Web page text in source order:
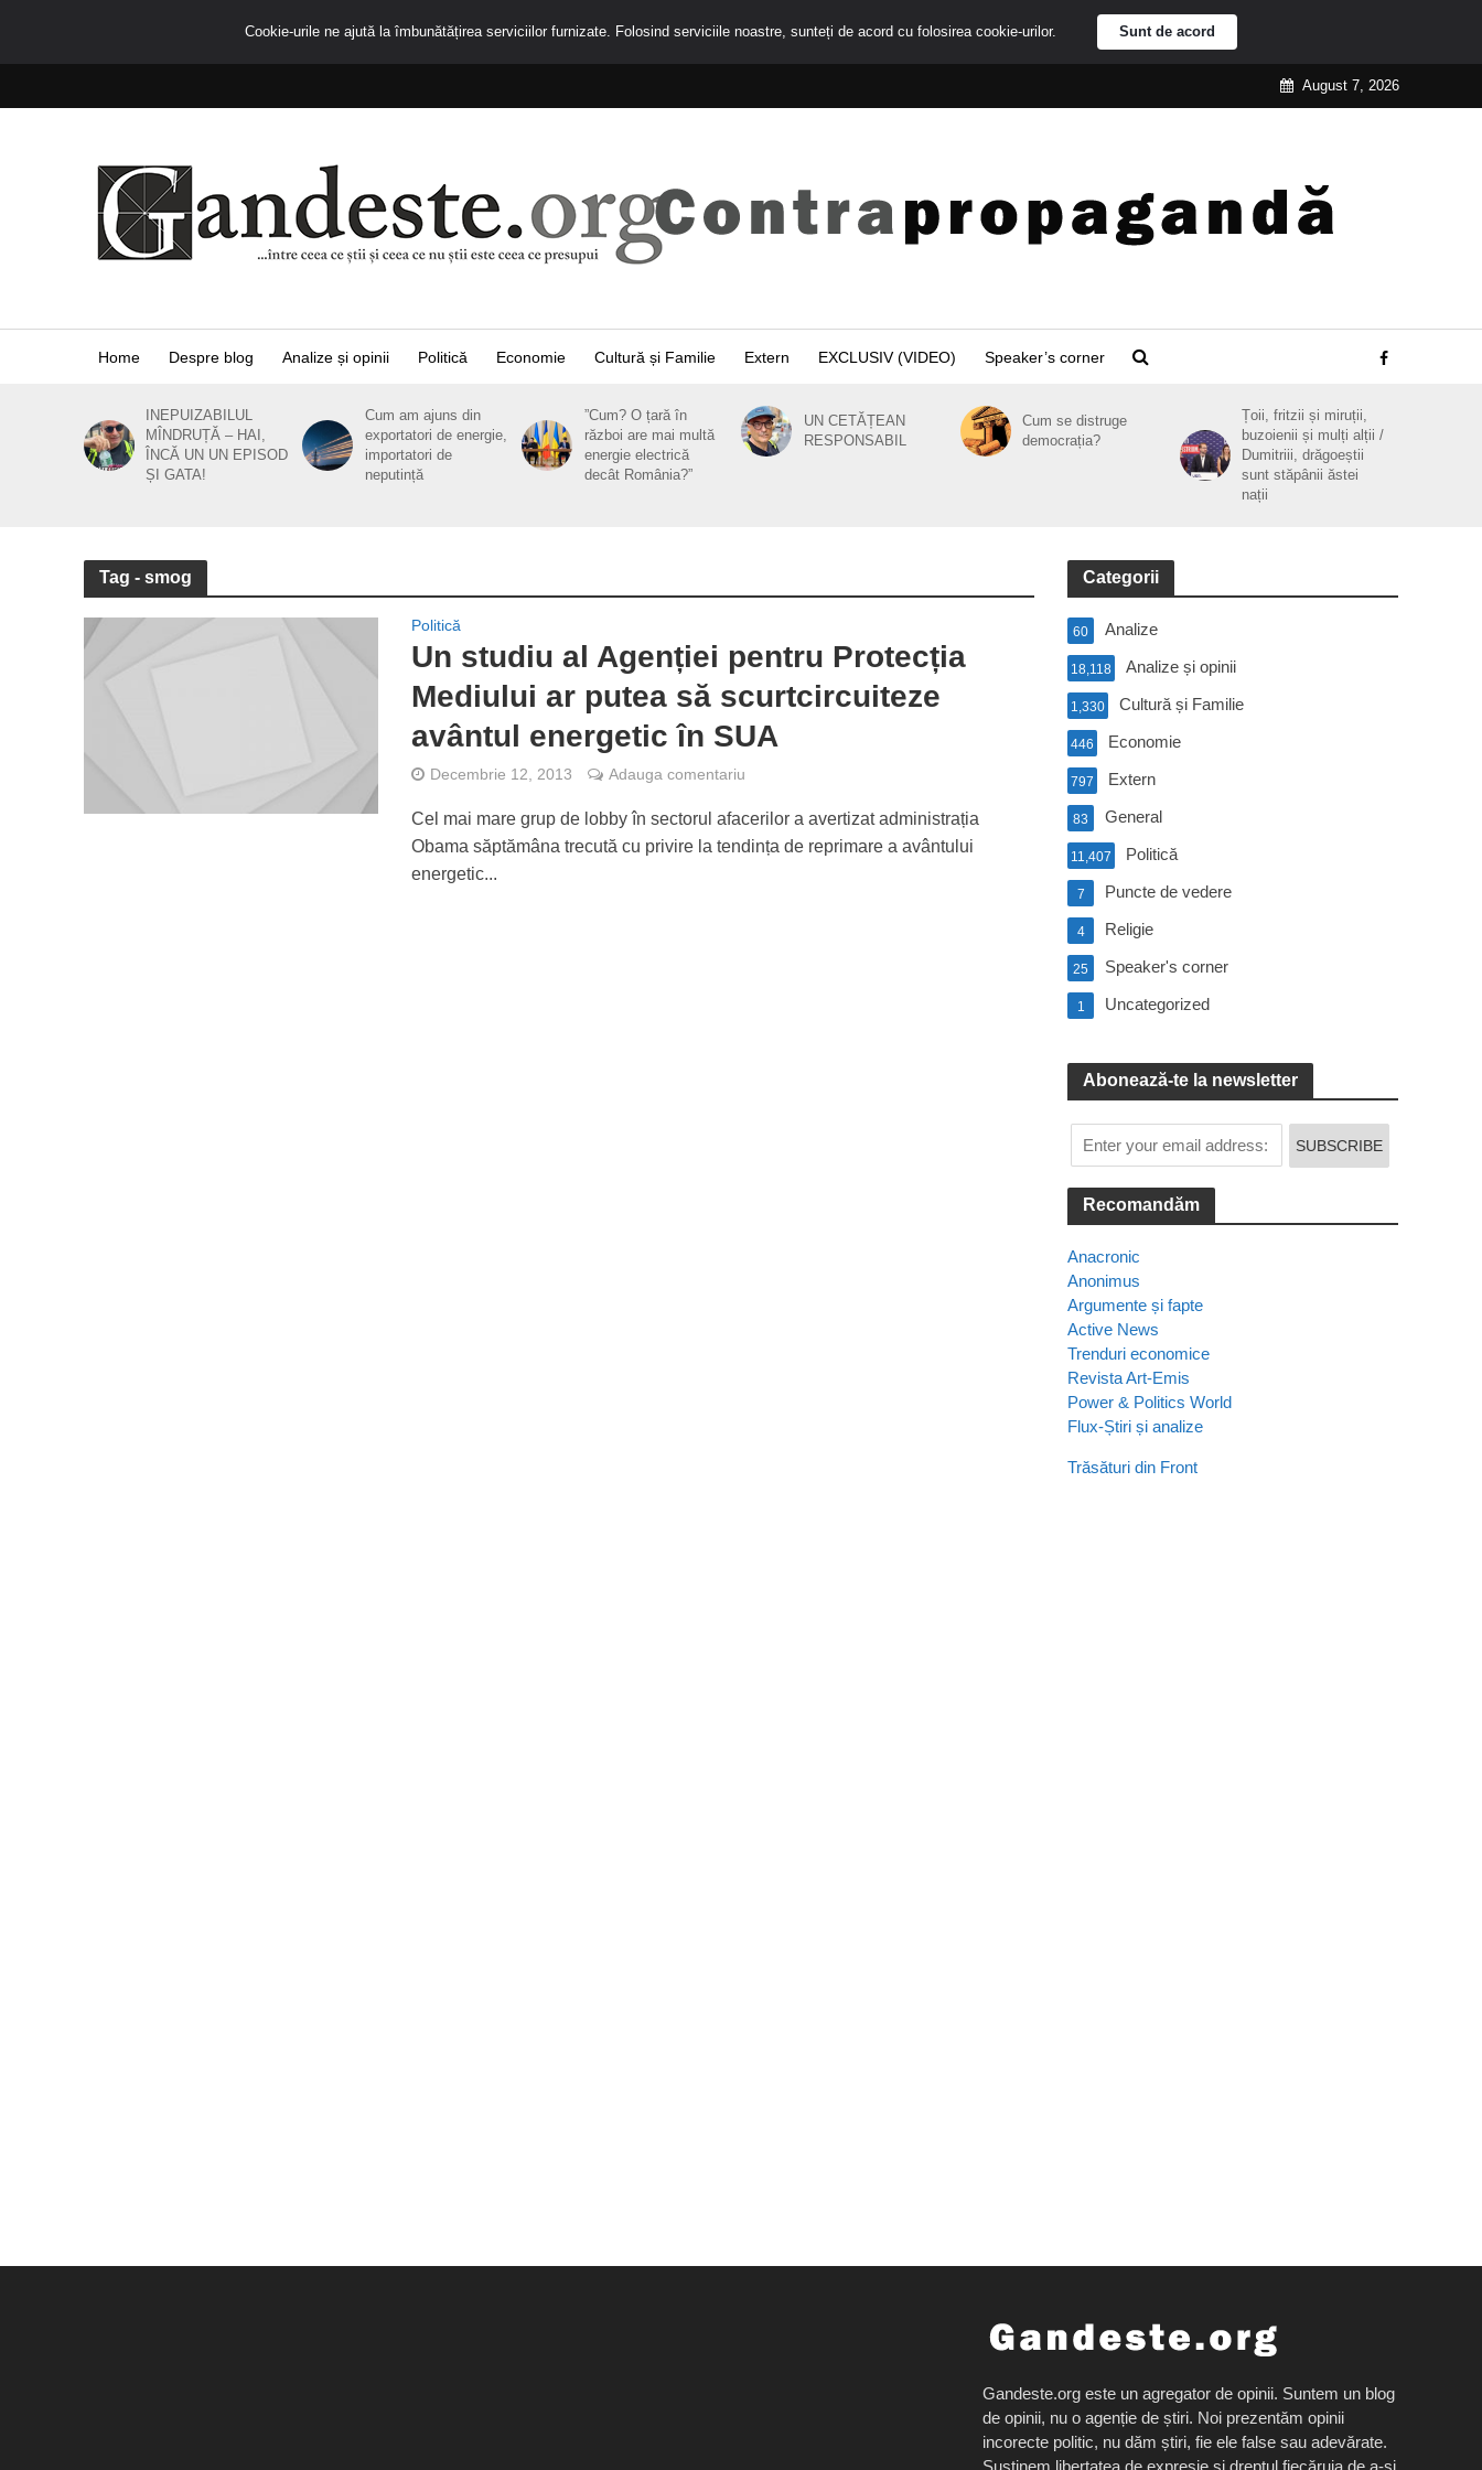
August 7, 2026
Home Despre blog Analize și opinii Politică Economie Cultură și Familie Extern EXCLUSIV (VIDEO) Speaker’s corner
INEPUIZABILUL
MÎNDRUȚĂ – HAI,
ÎNCĂ UN UN EPISOD
ȘI GATA!
Cum am ajuns din
exportatori de energie,
importatori de
neputință
”Cum? O țară în
război are mai multă
energie electrică
decât România?”
UN CETĂȚEAN
RESPONSABIL
Cum se distruge
democrația?
Țoii, fritzii și miruții,
buzoienii și mulți alții /
Dumitriii, drăgoeștii
sunt stăpânii ăstei
nații
Tag - smog
Politică
Un studiu al Agenției pentru Protecția
Mediului ar putea să scurtcircuiteze
avântul energetic în SUA
Decembrie 12, 2013 Adauga comentariu
Cel mai mare grup de lobby în sectorul afacerilor a avertizat administrația
Obama săptămâna trecută cu privire la tendința de reprimare a avântului
energetic...
Categorii
Analize
60
Analize și opinii
18,118
Cultură și Familie
1,330
Economie
446
Extern
797
General
83
Politică
11,407
Puncte de vedere
7
Religie
4
Speaker's corner
25
Uncategorized
1
Abonează-te la newsletter
Recomandăm
Anacronic
Anonimus
Argumente și fapte
Active News
Trenduri economice
Revista Art-Emis
Power & Politics World
Flux-Știri și analize
Trăsături din Front
Cookie-urile ne ajută la îmbunătățirea serviciilor furnizate. Folosind serviciile noastre, sunteți de acord cu folosirea cookie-urilor. Sunt de acord
Gandeste.org este un agregator de opinii. Suntem un blog
de opinii, nu o agenție de știri. Noi prezentăm opinii
incorecte politic, nu dăm știri, fie ele false sau adevărate.
Susținem libertatea de expresie și dreptul fiecăruia de a-și